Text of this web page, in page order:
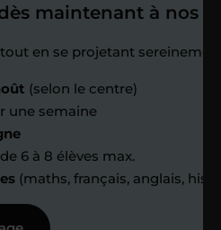
et les progrès
maintenant à nos
en se projetant
(selon le centre)
une semaine
de 6 à 8 élèves max.
(maths, français, anglais,